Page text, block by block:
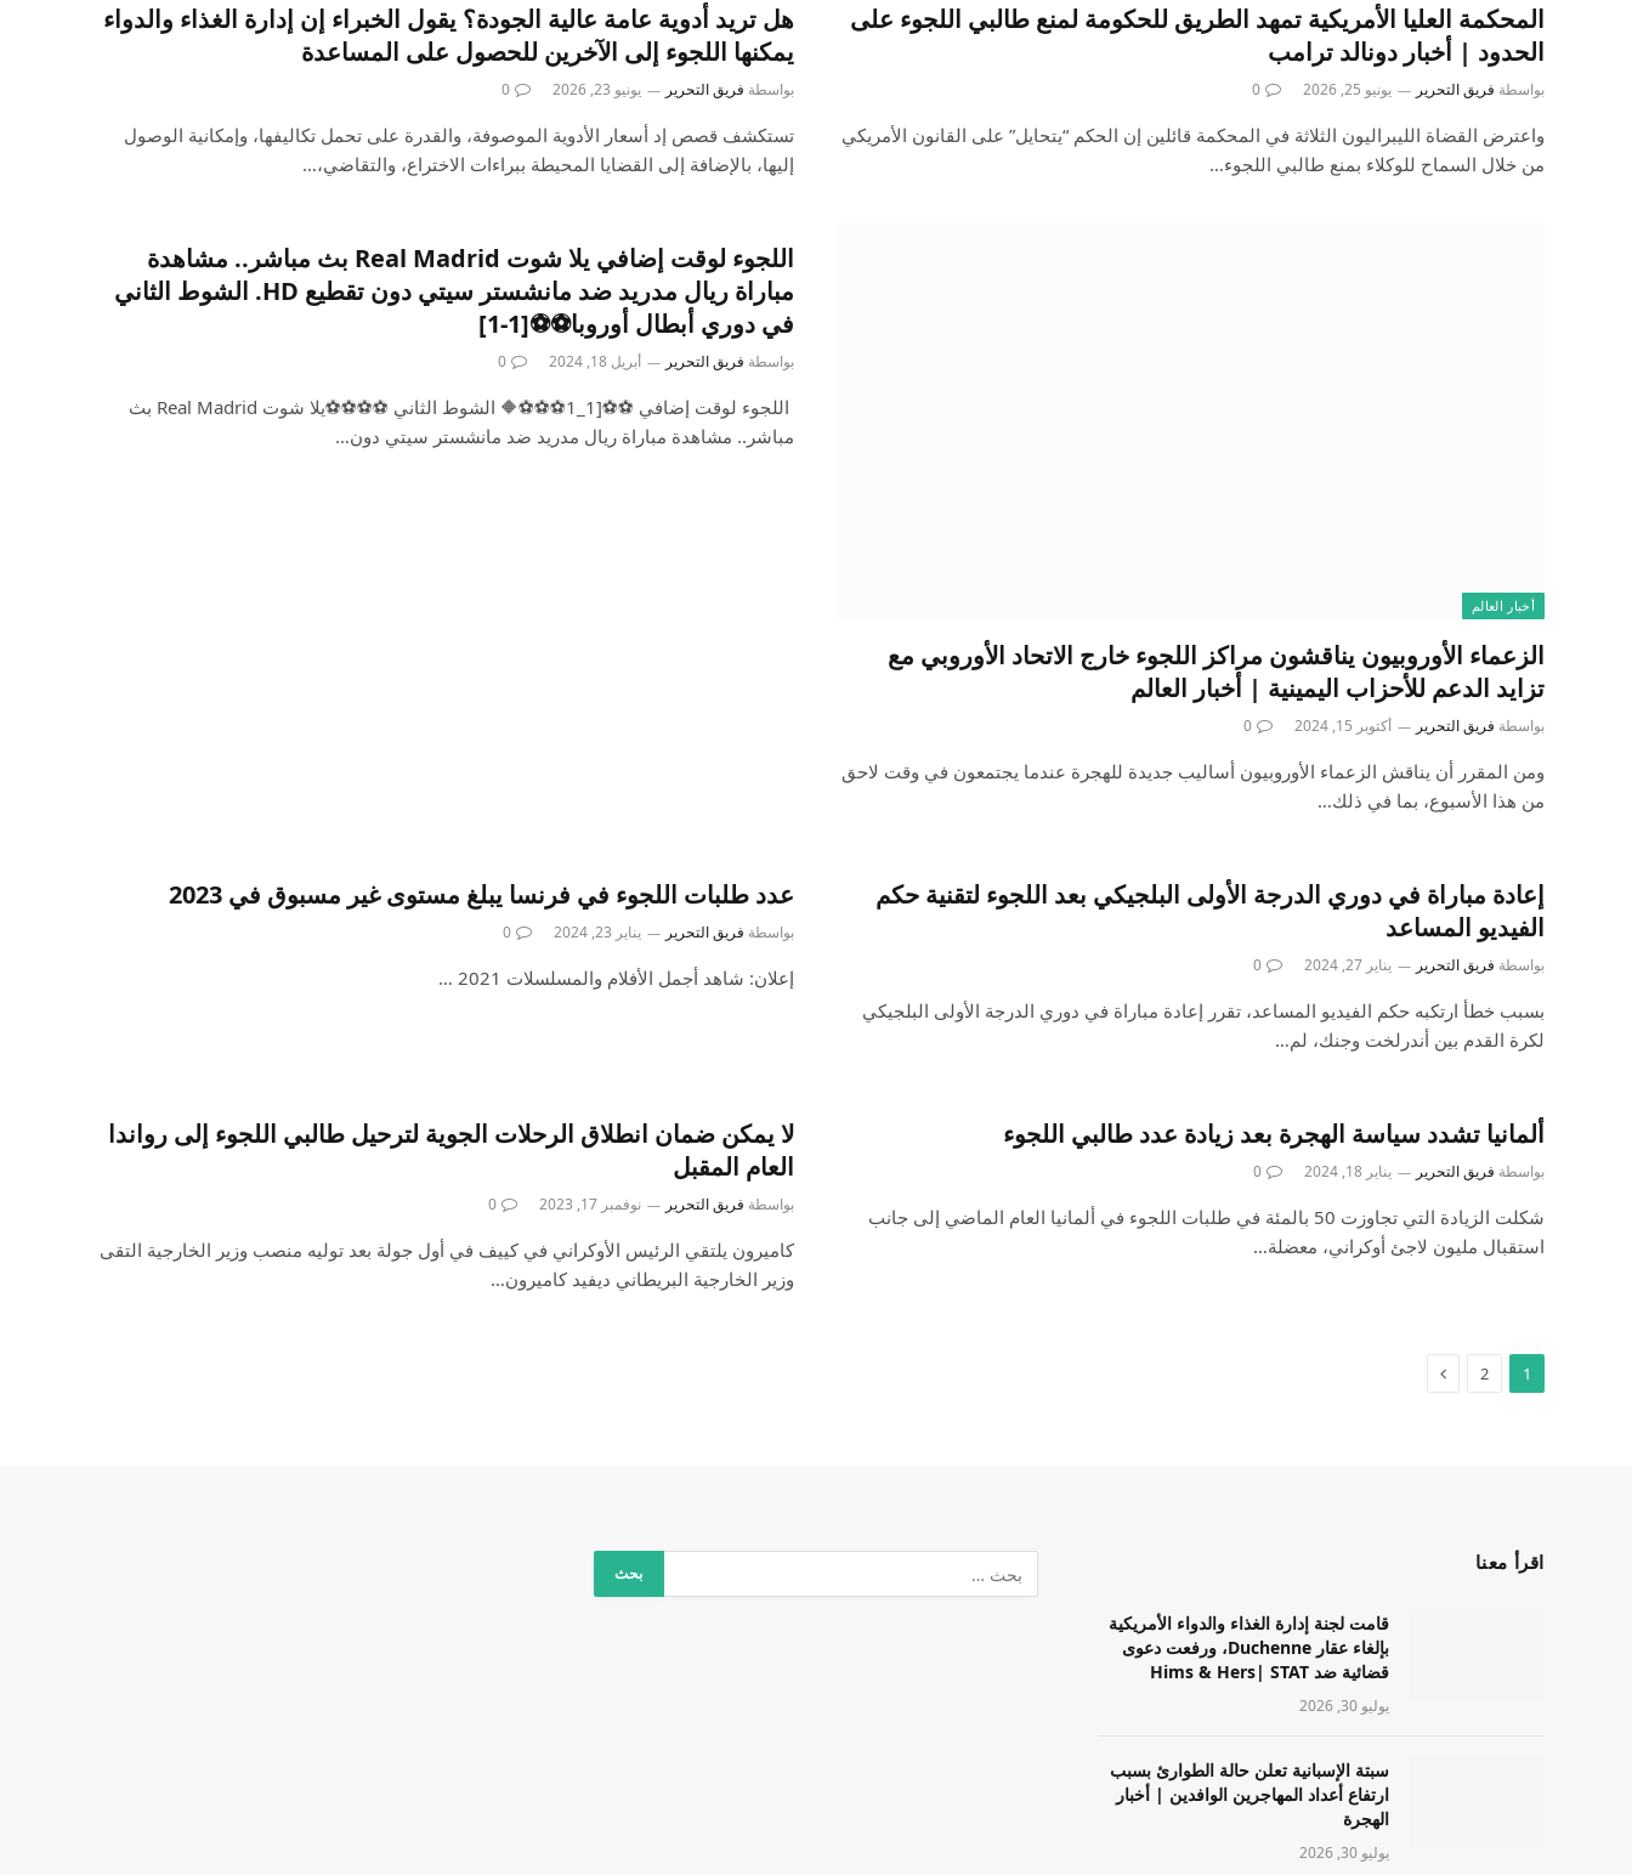
المحكمة العليا الأمريكية تمهد الطريق للحكومة لمنع طالبي اللجوء على
الحدود | أخبار دونالد ترامب
بواسطة فريق التحرير يونيو 25, 2026 0
واعترض القضاة الليبراليون الثلاثة في المحكمة قائلين إن الحكم “يتحايل” على القانون الأمريكي
من خلال السماح للوكلاء بمنع طالبي اللجوء…
هل تريد أدوية عامة عالية الجودة؟ يقول الخبراء إن إدارة الغذاء والدواء
يمكنها اللجوء إلى الآخرين للحصول على المساعدة
بواسطة فريق التحرير يونيو 23, 2026 0
تستكشف قصص إد أسعار الأدوية الموصوفة، والقدرة على تحمل تكاليفها، وإمكانية الوصول
إليها، بالإضافة إلى القضايا المحيطة ببراءات الاختراع، والتقاضي،…
أخبار العالم
الزعماء الأوروبيون يناقشون مراكز اللجوء خارج الاتحاد الأوروبي مع
تزايد الدعم للأحزاب اليمينية | أخبار العالم
بواسطة فريق التحرير أكتوبر 15, 2024 0
ومن المقرر أن يناقش الزعماء الأوروبيون أساليب جديدة للهجرة عندما يجتمعون في وقت لاحق
من هذا الأسبوع، بما في ذلك…
اللجوء لوقت إضافي يلا شوت Real Madrid بث مباشر.. مشاهدة
مباراة ريال مدريد ضد مانشستر سيتي دون تقطيع HD. الشوط الثاني
في دوري أبطال أوروبا⚽⚽[1-1]
بواسطة فريق التحرير أبريل 18, 2024 0
اللجوء لوقت إضافي ⚽⚽[1_1⚽⚽⚽🔶 الشوط الثاني ⚽⚽⚽⚽يلا شوت Real Madrid بث
مباشر.. مشاهدة مباراة ريال مدريد ضد مانشستر سيتي دون…
إعادة مباراة في دوري الدرجة الأولى البلجيكي بعد اللجوء لتقنية حكم
الفيديو المساعد
بواسطة فريق التحرير يناير 27, 2024 0
بسبب خطأ ارتكبه حكم الفيديو المساعد، تقرر إعادة مباراة في دوري الدرجة الأولى البلجيكي
لكرة القدم بين أندرلخت وجنك، لم…
عدد طلبات اللجوء في فرنسا يبلغ مستوى غير مسبوق في 2023
بواسطة فريق التحرير يناير 23, 2024 0
إعلان: شاهد أجمل الأفلام والمسلسلات 2021 …
ألمانيا تشدد سياسة الهجرة بعد زيادة عدد طالبي اللجوء
بواسطة فريق التحرير يناير 18, 2024 0
شكلت الزيادة التي تجاوزت 50 بالمئة في طلبات اللجوء في ألمانيا العام الماضي إلى جانب
استقبال مليون لاجئ أوكراني، معضلة…
لا يمكن ضمان انطلاق الرحلات الجوية لترحيل طالبي اللجوء إلى رواندا
العام المقبل
بواسطة فريق التحرير نوفمبر 17, 2023 0
كاميرون يلتقي الرئيس الأوكراني في كييف في أول جولة بعد توليه منصب وزير الخارجية التقى
وزير الخارجية البريطاني ديفيد كاميرون…
1
2
اقرأ معنا
قامت لجنة إدارة الغذاء والدواء الأمريكية
بإلغاء عقار Duchenne، ورفعت دعوى
قضائية ضد Hims & Hers| STAT
يوليو 30, 2026
سبتة الإسبانية تعلن حالة الطوارئ بسبب
ارتفاع أعداد المهاجرين الوافدين | أخبار
الهجرة
يوليو 30, 2026